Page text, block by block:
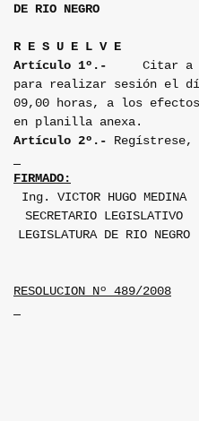
DE RIO NEGRO
R E S U E L V E
Artículo 1º.-
Citar a
para realizar sesión el
09,00 horas, a los
en planilla anexa.
Artículo 2º.-
Regístrese,
FIRMADO:
Ing. VICTOR HUGO MEDINA
SECRETARIO LEGISLATIVO
LEGISLATURA DE RIO NEGRO
RESOLUCION Nº 489/2008